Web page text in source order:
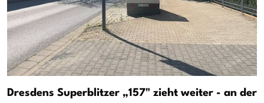
Dresdens Superblitzer „157" zieht weiter - an der